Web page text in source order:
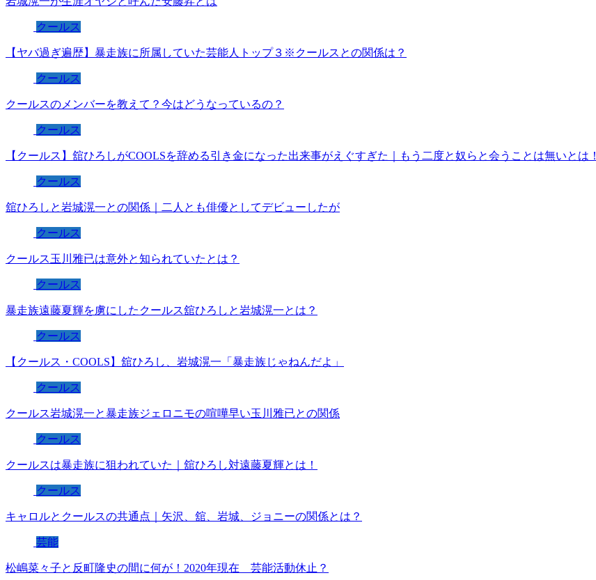
クールス
【ヤバ過ぎ遍歴】暴走族に所属していた芸能人トップ３※クールスとの関係は？
クールス
クールスのメンバーを教えて？今はどうなっているの？
クールス
【クールス】舘ひろしがCOOLSを辞める引き金になった出来事がえぐすぎた｜もう二度と奴らと会うことは無いとは！
クールス
舘ひろしと岩城滉一との関係｜二人とも俳優としてデビューしたが
クールス
クールス玉川雅已は意外と知られていたとは？
クールス
暴走族遠藤夏輝を虜にしたクールス舘ひろしと岩城滉一とは？
クールス
【クールス・COOLS】舘ひろし、岩城滉一「暴走族じゃねんだよ」
クールス
クールス岩城滉一と暴走族ジェロニモの喧嘩早い玉川雅已との関係
クールス
クールスは暴走族に狙われていた｜舘ひろし対遠藤夏輝とは！
クールス
キャロルとクールスの共通点｜矢沢、舘、岩城、ジョニーの関係とは？
芸能
松嶋菜々子と反町隆史の間に何が！2020年現在 芸能活動休止？